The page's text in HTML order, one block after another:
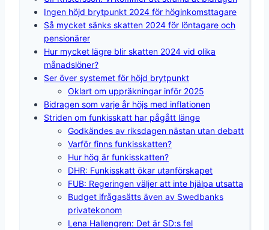
Ingen höjd brytpunkt 2024 för höginkomsttagare
Så mycket sänks skatten 2024 för löntagare och
pensionärer
Hur mycket lägre blir skatten 2024 vid olika
månadslöner?
Ser över systemet för höjd brytpunkt
Oklart om uppräkningar inför 2025
Bidragen som varje år höjs med inflationen
Striden om funkisskatt har pågått länge
Godkändes av riksdagen nästan utan debatt
Varför finns funkisskatten?
Hur hög är funkisskatten?
DHR: Funkisskatt ökar utanförskapet
FUB: Regeringen väljer att inte hjälpa utsatta
Budget ifrågasätts även av Swedbanks
privatekonom
Lena Hallengren: Det är SD:s fel